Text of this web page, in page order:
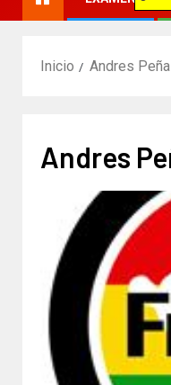
Inicio Andres Peña
Andres